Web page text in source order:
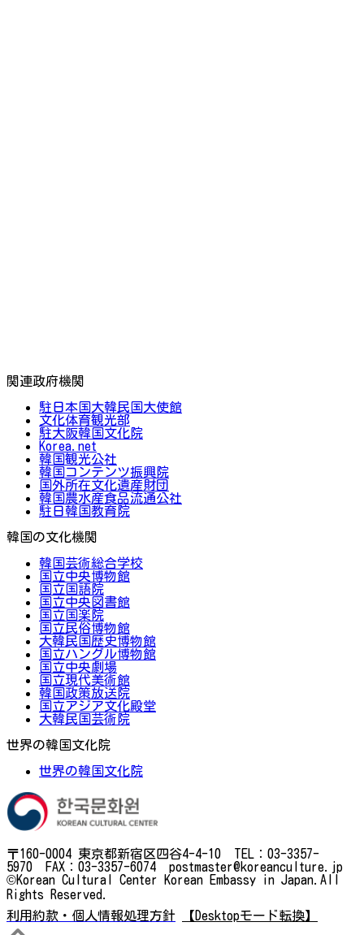
関連政府機関
駐日本国大韓民国大使館
文化体育観光部
駐大阪韓国文化院
Korea.net
韓国観光公社
韓国コンテンツ振興院
国外所在文化遺産財団
韓国農水産食品流通公社
駐日韓国教育院
韓国の文化機関
韓国芸術総合学校
国立中央博物館
国立国語院
国立中央図書館
国立国楽院
国立民俗博物館
大韓民国歴史博物館
国立ハングル博物館
国立中央劇場
国立現代美術館
韓国政策放送院
国立アジア文化殿堂
大韓民国芸術院
世界の韓国文化院
世界の韓国文化院
〒160-0004 東京都新宿区四谷4-4-10 TEL：03-3357-
5970 FAX：03-3357-6074 postmaster@koreanculture.jp
©Korean Cultural Center Korean Embassy in Japan.All
Rights Reserved.
利用約款・個人情報処理方針
【Desktopモード転換】